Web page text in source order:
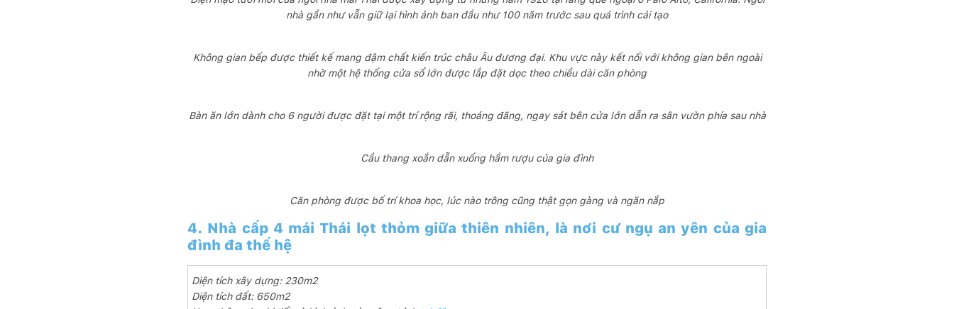
nhà gần như vẫn giữ lại hình ảnh ban đầu như 100 năm trước sau quá trình cải tạo
Không gian bếp được thiết kế mang đậm chất kiến trúc châu Âu đương đại. Khu vực này kết nối với không gian bên ngoài
nhờ một hệ thống cửa sổ lớn được lắp đặt dọc theo chiều dài căn phòng
Bàn ăn lớn dành cho 6 người được đặt tại một trí rộng rãi, thoáng đãng, ngay sát bên cửa lớn dẫn ra sân vườn phía sau nhà
Cầu thang xoắn dẫn xuống hầm rượu của gia đình
Căn phòng được bố trí khoa học, lúc nào trông cũng thật gọn gàng và ngăn nắp
4. Nhà cấp 4 mái Thái lọt thỏm giữa thiên nhiên, là nơi cư ngụ an yên của gia
đình đa thế hệ
Diện tích xây dựng: 230m2
Diện tích đất: 650m2